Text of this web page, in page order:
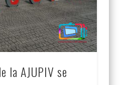
la AJUPIV se